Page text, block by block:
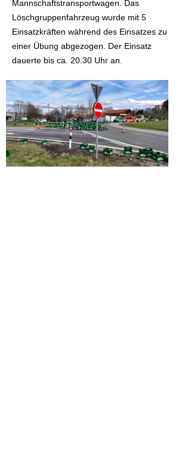
Mannschaftstransportwagen. Das
Löschgruppenfahrzeug wurde mit 5
Einsatzkräften während des Einsatzes zu
einer Übung abgezogen. Der Einsatz
dauerte bis ca. 20.30 Uhr an.